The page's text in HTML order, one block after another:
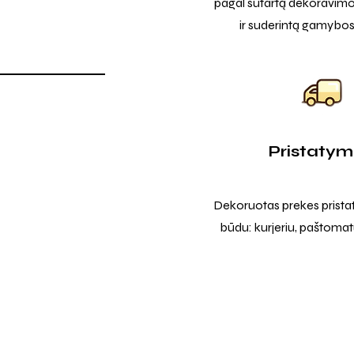
ir suderintą
Dekoruotas prekes
būdu: kurjeriu,